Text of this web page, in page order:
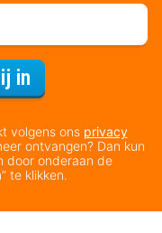
in
volgens ons privacy
ontvangen? Dan kun
door onderaan de
te klikken.